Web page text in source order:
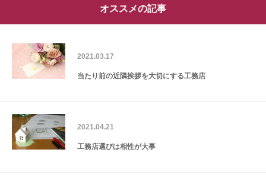
オススメの記事
2021.03.17
当たり前の近隣挨拶を大切にする工務店
2021.04.21
工務店選びは相性が大事